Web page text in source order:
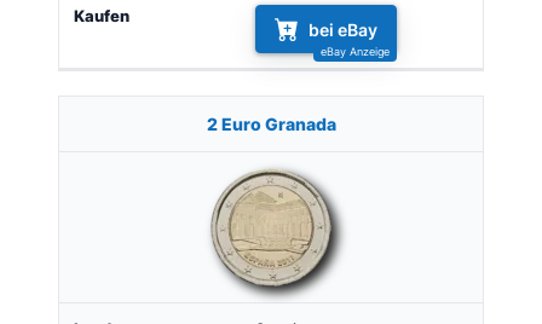
bei eBay
2 Euro Granada